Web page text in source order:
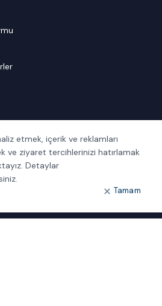
etmek, içerik ve reklamları
ve ziyaret tercihlerinizi hatırlamak
Detaylar
Tamam